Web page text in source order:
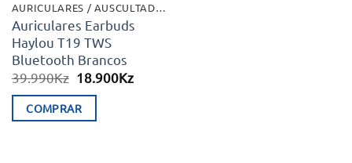
AURICULARES / AUSCULTADORES
Auriculares Earbuds
Haylou T19 TWS
Bluetooth Brancos
39.990Kz O
original
era:
18.900KzO
COMPRAR